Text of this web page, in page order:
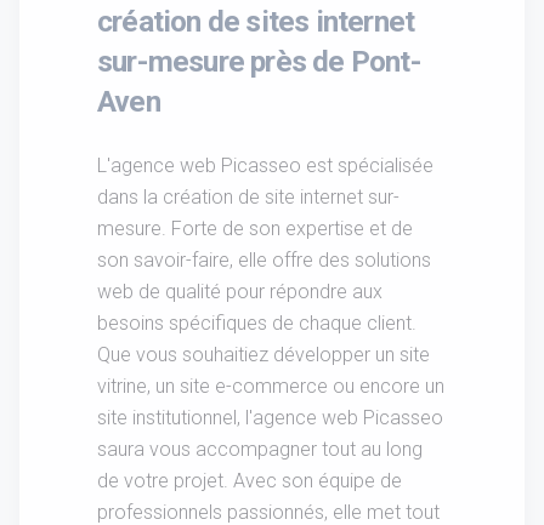
création de sites internet
sur-mesure près de Pont-
Aven
L'agence web Picasseo est spécialisée
dans la création de site internet sur-
mesure. Forte de son expertise et de
son savoir-faire, elle offre des solutions
web de qualité pour répondre aux
besoins spécifiques de chaque client.
Que vous souhaitiez développer un site
vitrine, un site e-commerce ou encore un
site institutionnel, l'agence web Picasseo
saura vous accompagner tout au long
de votre projet. Avec son équipe de
professionnels passionnés, elle met tout